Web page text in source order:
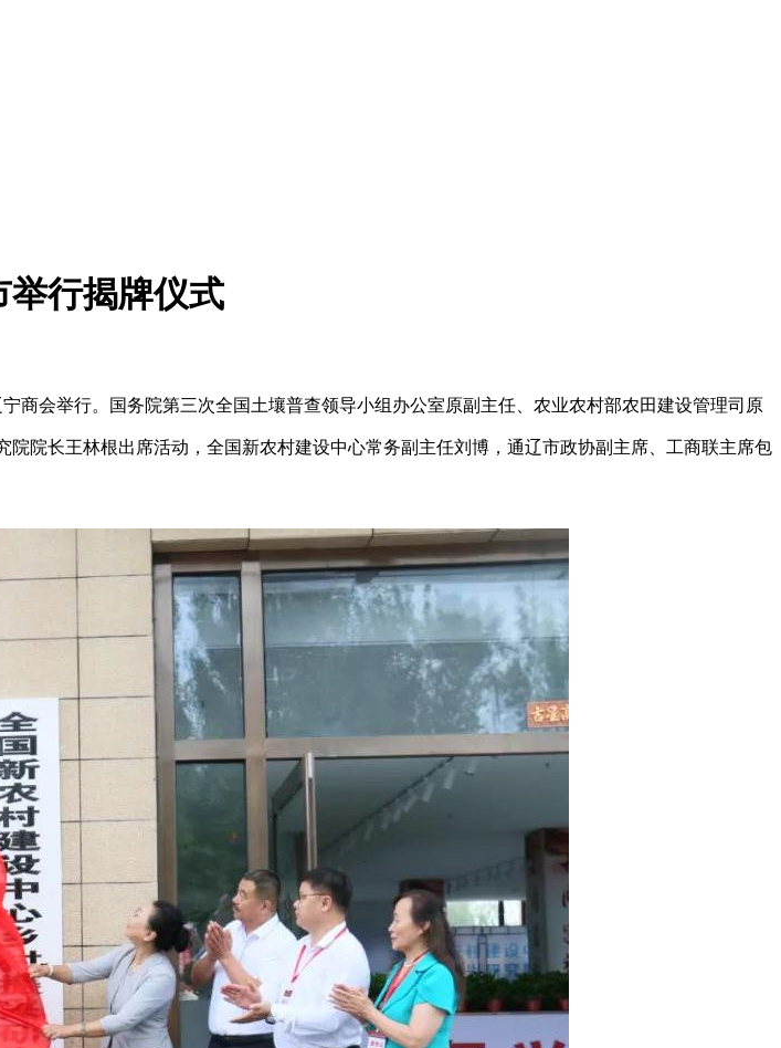
举行揭牌仪式
会举行。国务院第三次全国土壤普查领导小组办公室原副主任、农业农村部农田建设管理司原
院长王林根出席活动，全国新农村建设中心常务副主任刘博，通辽市政协副主席、工商联主席包